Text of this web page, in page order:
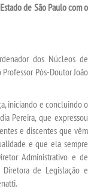
de São Paulo com o
dos Núcleos de
Professor Pós-Doutor João
iniciando e concluindo o
Pereira, que expressou
e discentes que vêm
e que ela sempre
Administrativo e de
de Legislação e